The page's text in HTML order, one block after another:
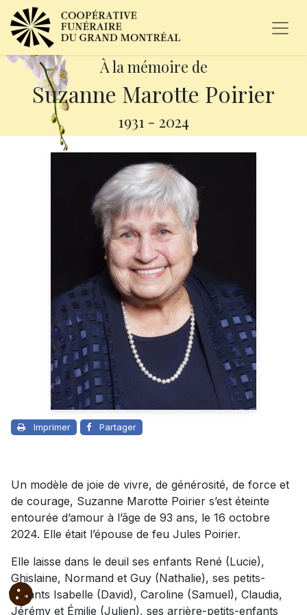
À la mémoire de
Suzanne Marotte Poirier
1931 - 2024
Imprimer Partager
Un modèle de joie de vivre, de générosité, de force et
de courage, Suzanne Marotte Poirier s’est éteinte
entourée d’amour à l’âge de 93 ans, le 16 octobre
2024. Elle était l’épouse de feu Jules Poirier.
Elle laisse dans le deuil ses enfants René (Lucie),
Ghislaine, Normand et Guy (Nathalie), ses petits-
enfants Isabelle (David), Caroline (Samuel), Claudia,
Jérémy et Émilie (Julien), ses arrière-petits-enfants